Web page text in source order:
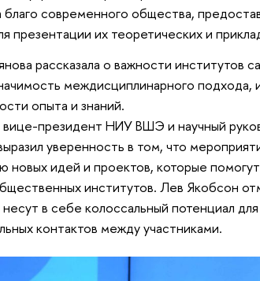
благо современного общества,
презентации их теоретических и
рассказала о важности институтов
междисциплинарного подхода,
опыта и знаний.
президент НИУ ВШЭ и научный
уверенность в том, что
новых идей и проектов, которые
институтов. Лев Якобсон
в себе колоссальный потенциал
контактов между участниками.